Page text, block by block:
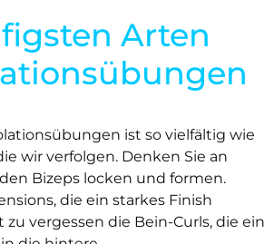
Arten
ist so vielfältig wie
wir verfolgen. Denken Sie an
Bizeps locken und formen.
die ein starkes Finish
vergessen die Bein-Curls, die ein